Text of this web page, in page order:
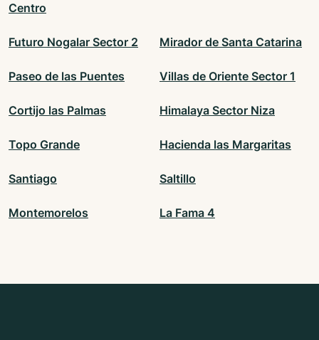
Centro
Futuro Nogalar Sector 2 Mirador de Santa Catarina
Paseo de las Puentes Villas de Oriente Sector 1
Cortijo las Palmas Himalaya Sector Niza
Topo Grande Hacienda las Margaritas
Santiago Saltillo
Montemorelos La Fama 4